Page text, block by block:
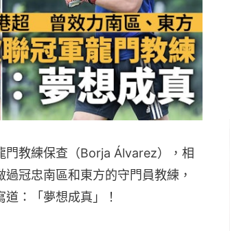
門教練保查（Borja Álvarez），相
冠忠南區和東方的守門員教練，
：「夢想成真」！